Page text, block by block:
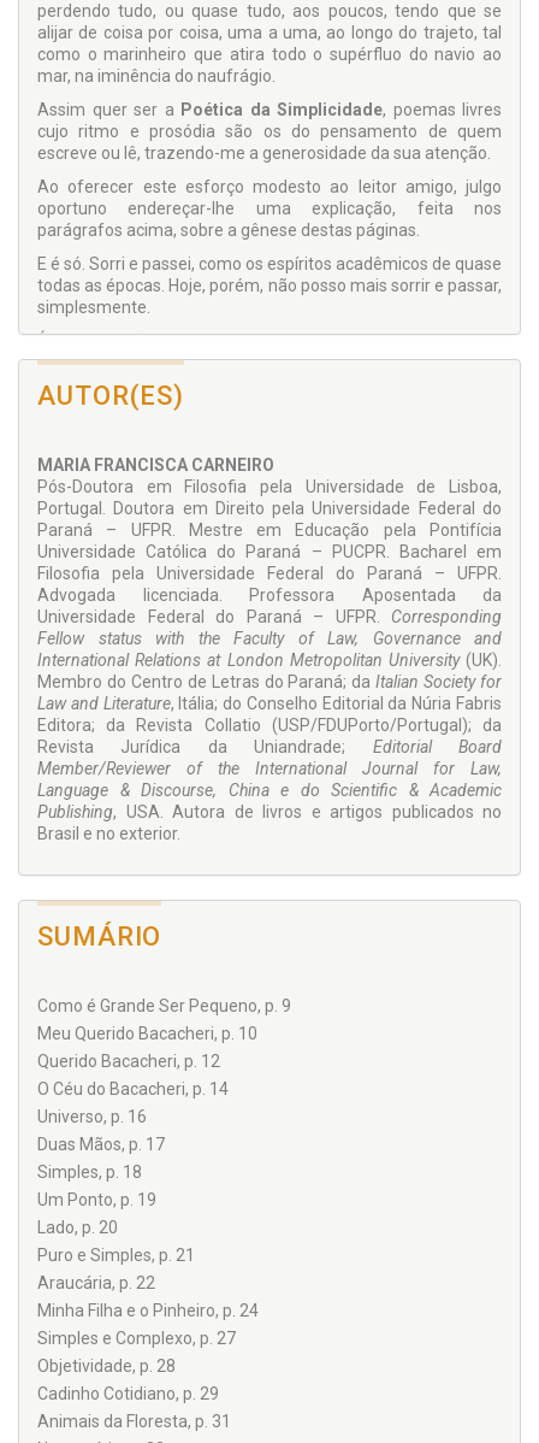
perdendo tudo, ou quase tudo, aos poucos, tendo que se
alijar de coisa por coisa, uma a uma, ao longo do trajeto, tal
como o marinheiro que atira todo o supérfluo do navio ao
mar, na iminência do naufrágio.
Assim quer ser a Poética da Simplicidade, poemas livres
cujo ritmo e prosódia são os do pensamento de quem
escreve ou lê, trazendo-me a generosidade da sua atenção.
Ao oferecer este esforço modesto ao leitor amigo, julgo
oportuno endereçar-lhe uma explicação, feita nos
parágrafos acima, sobre a gênese destas páginas.
E é só. Sorri e passei, como os espíritos acadêmicos de quase
todas as épocas. Hoje, porém, não posso mais sorrir e passar,
simplesmente.
É que hoje, não mais cogito de crer, porque sei.
AUTOR(ES)
MARIA FRANCISCA CARNEIRO
Pós-Doutora em Filosofia pela Universidade de Lisboa,
Portugal. Doutora em Direito pela Universidade Federal do
Paraná – UFPR. Mestre em Educação pela Pontifícia
Universidade Católica do Paraná – PUCPR. Bacharel em
Filosofia pela Universidade Federal do Paraná – UFPR.
Advogada licenciada. Professora Aposentada da
Universidade Federal do Paraná – UFPR. Corresponding
Fellow status with the Faculty of Law, Governance and
International Relations at London Metropolitan University(UK).
Membro do Centro de Letras do Paraná; daItalian Society for
Law and Literature, Itália; do Conselho Editorial da Núria Fabris
Editora; da Revista Collatio (USP/FDUPorto/Portugal); da
Revista Jurídica da Uniandrade; Editorial Board
Member/Reviewer of the International Journal for Law,
Language & Discourse, China e do Scientific & Academic
Publishing, USA. Autora de livros e artigos publicados no
Brasil e no exterior.
SUMÁRIO
Como é Grande Ser Pequeno, p. 9
Meu Querido Bacacheri, p. 10
Querido Bacacheri, p. 12
O Céu do Bacacheri, p. 14
Universo, p. 16
Duas Mãos, p. 17
Simples, p. 18
Um Ponto, p. 19
Lado, p. 20
Puro e Simples, p. 21
Araucária, p. 22
Minha Filha e o Pinheiro, p. 24
Simples e Complexo, p. 27
Objetividade, p. 28
Cadinho Cotidiano, p. 29
Animais da Floresta, p. 31